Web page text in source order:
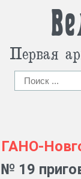
Первая
ГАНО-
№ 19